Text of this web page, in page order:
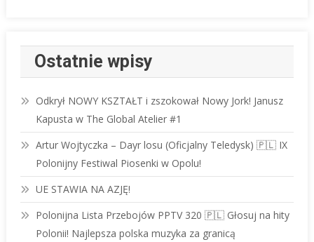
Ostatnie wpisy
Odkrył NOWY KSZTAŁT i zszokował Nowy Jork! Janusz
Kapusta w The Global Atelier #1
Artur Wojtyczka – Dayr losu (Oficjalny Teledysk) 🇵🇱 IX
Polonijny Festiwal Piosenki w Opolu!
UE STAWIA NA AZJĘ!
Polonijna Lista Przebojów PPTV 320 🇵🇱 Głosuj na hity
Polonii! Najlepsza polska muzyka za granicą